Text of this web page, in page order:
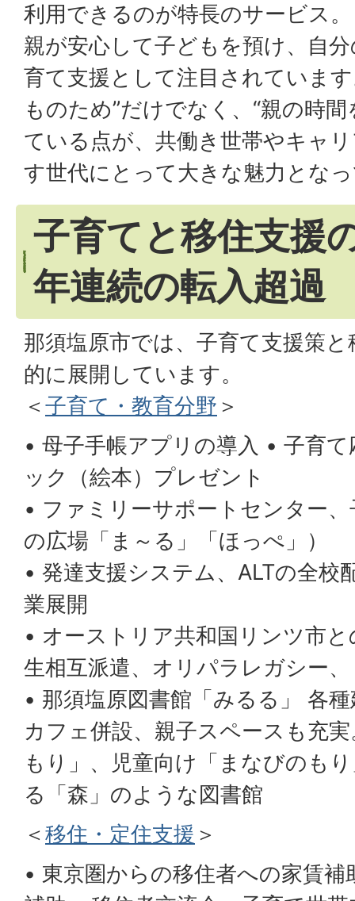
利用できるのが特長のサービス。
親が安心して子どもを預け、自
育て支援として注目されていま
ものため”だけでなく、“親の時
ている点が、共働き世帯やキャ
す世代にとって大きな魅力とな
子育てと移住支援
年連続の転入超過
那須塩原市では、子育て支援策
的に展開しています。
＜ 子育て・教育分野 ＞
• 母子手帳アプリの導入 • 子育
ック（絵本）プレゼント
• ファミリーサポートセンター
の広場「ま～る」「ほっぺ」）
• 発達支援システム、ALTの全校
業展開
• オーストリア共和国リンツ市
生相互派遣、オリパラレガシー
• 那須塩原図書館「みるる」 各
カフェ併設、親子スペースも充
もり」、児童向け「まなびのも
る「森」のような図書館
＜ 移住・定住支援 ＞
• 東京圏からの移住者への家賃補